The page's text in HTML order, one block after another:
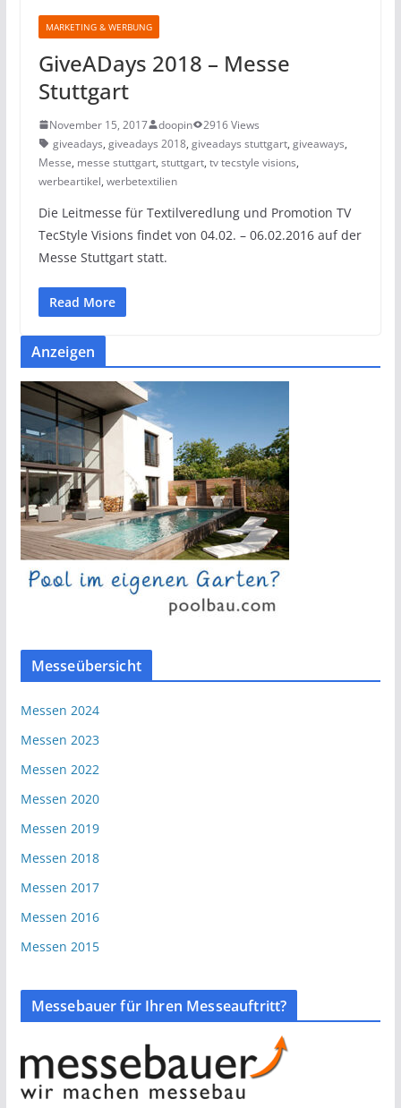
MARKETING & WERBUNG
GiveADays 2018 – Messe
Stuttgart
November 15, 2017 doopin
2916 Views
giveadays, giveadays 2018, giveadays stuttgart, giveaways,
Messe, messe stuttgart, stuttgart, tv tecstyle visions,
werbeartikel, werbetextilien
Die Leitmesse für Textilveredlung und Promotion TV
TecStyle Visions findet von 04.02. – 06.02.2016 auf der
Messe Stuttgart statt.
Read More
Anzeigen
Messeübersicht
Messen 2024
Messen 2023
Messen 2022
Messen 2020
Messen 2019
Messen 2018
Messen 2017
Messen 2016
Messen 2015
Messebauer für Ihren Messeauftritt?